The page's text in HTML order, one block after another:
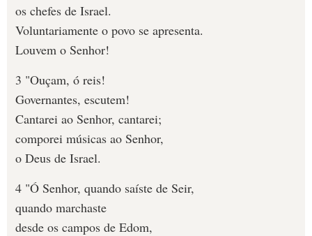
os chefes de Israel.
Voluntariamente o povo se apresenta.
Louvem o Senhor!
3 "Ouçam, ó reis!
Governantes, escutem!
Cantarei ao Senhor, cantarei;
comporei músicas ao Senhor,
o Deus de Israel.
4 "Ó Senhor, quando saíste de Seir,
quando marchaste
desde os campos de Edom,